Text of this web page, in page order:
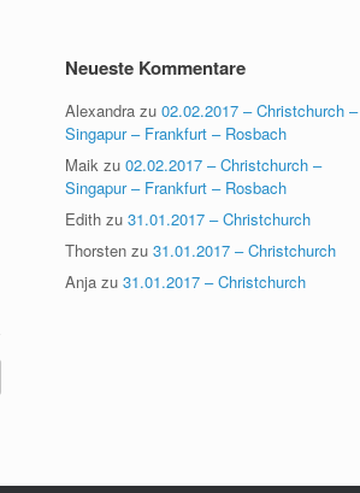
Neueste Kommentare
Alexandra zu02.02.2017 – Christchurch –
Singapur – Frankfurt – Rosbach
Maik zu02.02.2017 – Christchurch –
Singapur – Frankfurt – Rosbach
Edith zu31.01.2017 – Christchurch
Thorsten zu31.01.2017 – Christchurch
Anja zu31.01.2017 – Christchurch